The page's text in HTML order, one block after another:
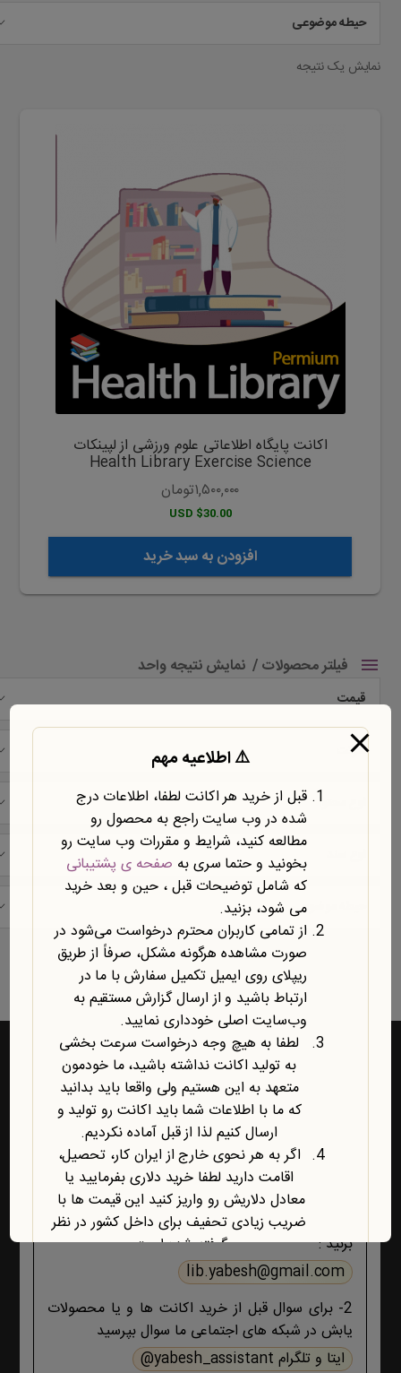
حیطه موضوعی
نمایش یک نتیجه
اکانت پایگاه اطلاعاتی علوم ورزشی از لپینکات
Health Library Exercise Science
۱,۵۰۰,۰۰۰تومان
$30.00 USD
افزودن به سبد خرید
فیلتر محصولات نمایش نتیجه واحد
قیمت
شرکت
نوع محتوا
حیطه موضوعی
نمایش یک نتیجه
راه‌های ارتباط با یابش
1- برای پشتیبانی اکانت ها و فروشگاه ، حتما و حتما
ابتدا تمام اطلاعات محصول، صفحه پشتیبانی و پیام
های ایمیلی ،تکمیل سفارش و ثبت سفارش را مطالعه
کنید اگر هیچ جوابی برای مشکل شما نبود آنگاه ایمیل
بزنید :
lib.yabesh@gmail.com
2- برای سوال قبل از خرید اکانت ها و یا محصولات
یابش در شبکه های اجتماعی ما سوال بپرسید
ایتا و تلگرام yabesh_assistant@
⚠️ اطلاعیه مهم
قبل از خرید هر اکانت لطفا، اطلاعات درج
شده در وب سایت راجع به محصول رو
مطالعه کنید، شرایط و مقررات وب سایت رو
بخونید و حتما سری به صفحه ی پشتیبانی
که شامل توضیحات قبل ، حین و بعد خرید
می شود، بزنید.
از تمامی کاربران محترم درخواست می‌شود در
صورت مشاهده هرگونه مشکل، صرفاً از طریق
ریپلای روی ایمیل تکمیل سفارش با ما در
ارتباط باشید و از ارسال گزارش مستقیم به
وب‌سایت اصلی خودداری نمایید.
لطفا به هیچ وجه درخواست سرعت بخشی
به تولید اکانت نداشته باشید، ما خودمون
متعهد به این هستیم ولی واقعا باید بدانید
که ما با اطلاعات شما باید اکانت رو تولید و
ارسال کنیم لذا از قبل آماده نکردیم.
اگر به هر نحوی خارج از ایران کار، تحصیل،
اقامت دارید لطفا خرید دلاری بفرمایید یا
معادل دلاریش رو واریز کنید این قیمت ها با
ضریب زیادی تحفیف برای داخل کشور در نظر
گرفته شده است.
آخرین محصول اضافه شده به فروشگاه
امبیس AI است.
روش ارتباط با ما در پایین صفحات یابش
درچ شده است، مطابق موضوع با ما تماس
بگیرید. با تشکر